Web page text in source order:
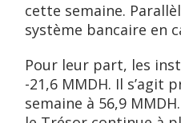
cette semaine.
système bancaire en
Pour leur part, les
-21,6 MMDH. Il
semaine à 56,9